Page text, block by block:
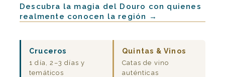
Descubra la magia del Douro con quienes
realmente conocen la región →
Cruceros
1 día, 2–3 días y
temáticos
Quintas & Vinos
Catas de vino
auténticas